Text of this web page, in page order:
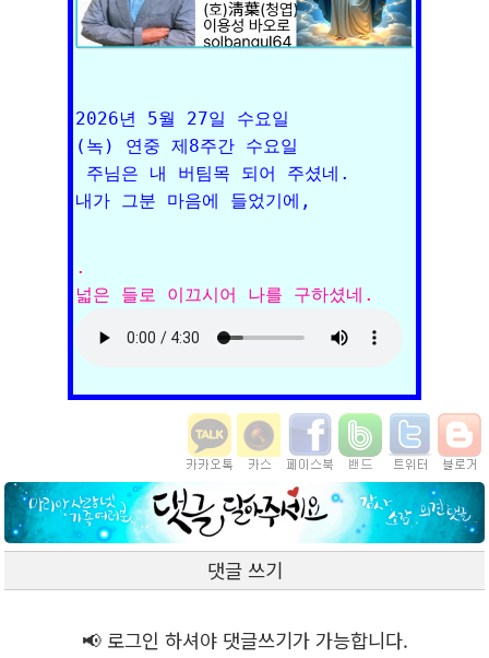
2026년 5월 27일 수요일
(녹) 연중 제8주간 수요일
주님은 내 버팀목 되어 주셨네.
.
댓글 쓰기
📢 로그인 하셔야 댓글쓰기가 가능합니다.